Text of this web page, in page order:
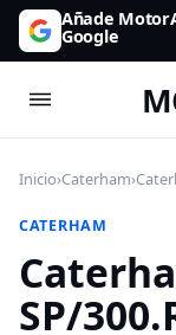
Añade
Google
Inicio›Caterham›
CATERHAM
SP/